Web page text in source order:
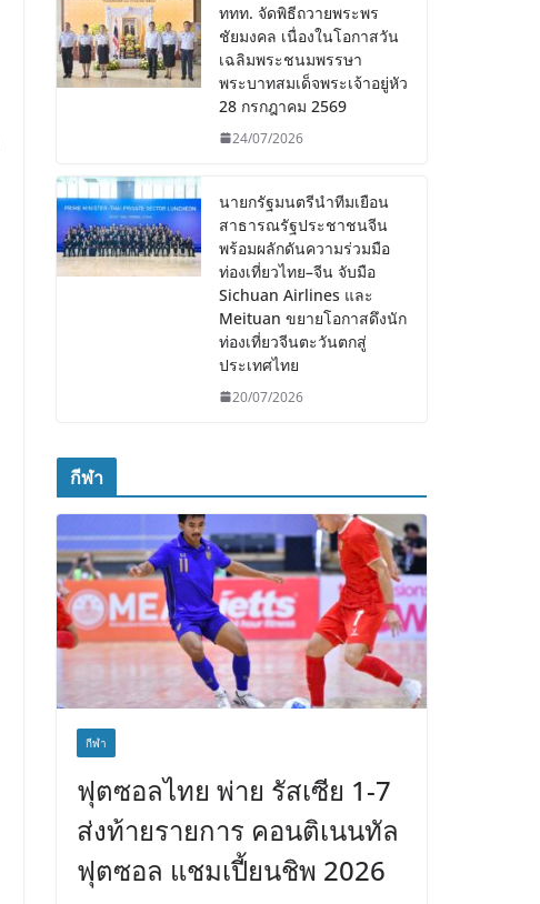
ททท. จัดพิธีถวายพระพร
ชัยมงคล เนื่องในโอกาสวัน
เฉลิมพระชนมพรรษา
พระบาทสมเด็จพระเจ้าอยู่หัว
28 กรกฎาคม 2569
24/07/2026
นายกรัฐมนตรีนำทีมเยือน
สาธารณรัฐประชาชนจีน
พร้อมผลักดันความร่วมมือ
ท่องเที่ยวไทย–จีน จับมือ
Sichuan Airlines และ
Meituan ขยายโอกาสดึงนัก
ท่องเที่ยวจีนตะวันตกสู่
ประเทศไทย
20/07/2026
กีฬา
กีฬา
ฟุตซอลไทย พ่าย รัสเซีย 1-7
ส่งท้ายรายการ คอนติเนนทัล
ฟุตซอล แชมเปี้ยนชิพ 2026